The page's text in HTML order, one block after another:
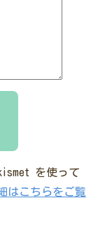
を使って
はこちらをご覧